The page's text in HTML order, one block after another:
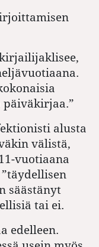
alusta
välistä,
vuotiaana
säästänyt
tai ei.
edelleen.